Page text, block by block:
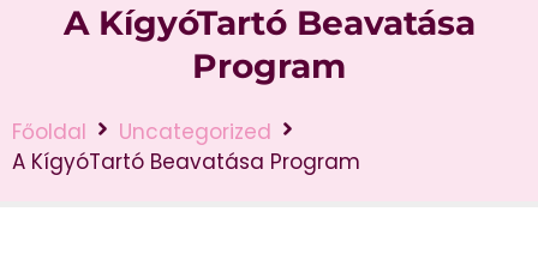
A KígyóTartó Beavatása
Program
Főoldal
Uncategorized
A KígyóTartó Beavatása Program